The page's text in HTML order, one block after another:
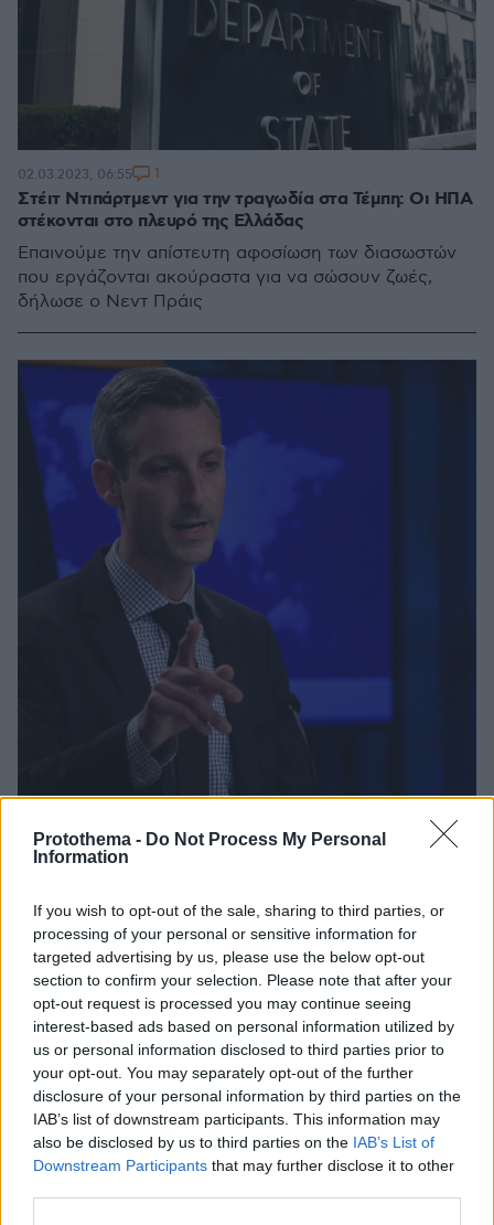
Protothema - Do Not Process My Personal
Information
If you wish to opt-out of the sale, sharing to third parties, or
processing of your personal or sensitive information for
targeted advertising by us, please use the below opt-out
section to confirm your selection. Please note that after your
opt-out request is processed you may continue seeing
interest-based ads based on personal information utilized by
us or personal information disclosed to third parties prior to
your opt-out. You may separately opt-out of the further
disclosure of your personal information by third parties on the
IAB’s list of downstream participants. This information may
also be disclosed by us to third parties on the IAB’s List of
Downstream Participants that may further disclose it to other
Στέιτ Ντιπάρτμεντ για την τραγωδία στα Τέμπη: Οι ΗΠΑ
στέκονται στο πλευρό της Ελλάδας
Επαινούμε την απίστευτη αφοσίωση των διασωστών
που εργάζονται ακούραστα για να σώσουν ζωές,
δήλωσε ο Νεντ Πράις
02.03.2023, 06:55 1
ΗΠΑ για Πούτιν: «Ανεύθυνες και επιπόλαιες» οι
Εκνευρισμός στην Ουάσιγκτον για τις αναφορές του
Ρώσου προέδρου
07.12.2022, 23:19